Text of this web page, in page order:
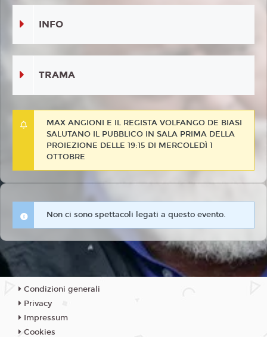
INFO
TRAMA
MAX ANGIONI E IL REGISTA VOLFANGO DE BIASI
SALUTANO IL PUBBLICO IN SALA PRIMA DELLA
PROIEZIONE DELLE 19:15 DI MERCOLEDÌ 1
OTTOBRE
Non ci sono spettacoli legati a questo evento.
Condizioni generali
Privacy
Impressum
Cookies